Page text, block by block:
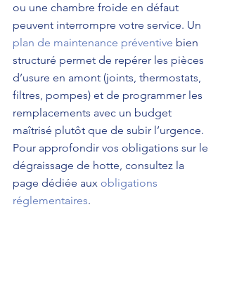
ou une chambre froide en défaut
peuvent interrompre votre service. Un
plan de maintenance préventive bien
structuré permet de repérer les pièces
d’usure en amont (joints, thermostats,
filtres, pompes) et de programmer les
remplacements avec un budget
maîtrisé plutôt que de subir l’urgence.
Pour approfondir vos obligations sur le
dégraissage de hotte, consultez la
page dédiée aux obligations
réglementaires.